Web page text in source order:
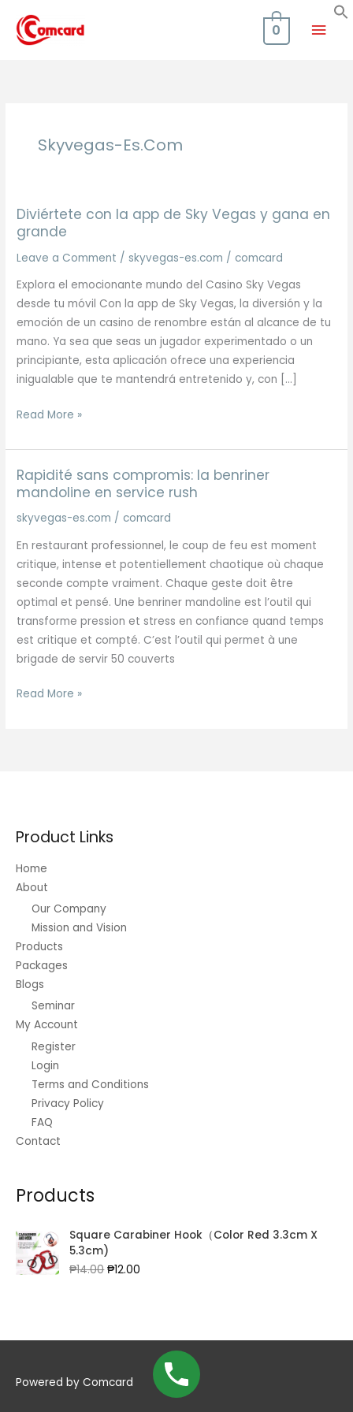
content
Main
0
Skyvegas-Es.com
Diviértete con la app de Sky Vegas y gana en
grande
Leave a Comment / skyvegas-es.com / comcard
Explora el emocionante mundo del Casino Sky Vegas
desde tu móvil Con la app de Sky Vegas, la diversión y la
emoción de un casino de renombre están al alcance de tu
mano. Ya sea que seas un jugador experimentado o un
principiante, esta aplicación ofrece una experiencia
inigualable que te mantendrá entretenido y, con […]
Diviértete
la
app
de
Vegas
y
gana
en
grande
Read More »
Rapidité sans compromis: la benriner
mandoline en service rush
skyvegas-es.com / comcard
En restaurant professionnel, le coup de feu est moment
critique, intense et potentiellement chaotique où chaque
seconde compte vraiment. Chaque geste doit être
optimal et pensé. Une benriner mandoline est l’outil qui
transforme pression et stress en confiance quand temps
est critique et compté. C’est l’outil qui permet à une
brigade de servir 50 couverts
Rapidité
rush
Read More »
Product Links
Home
About
Our Company
Mission and Vision
Products
Packages
Blogs
Seminar
My Account
Register
Login
Terms and Conditions
Privacy Policy
FAQ
Contact
Products
Square Carabiner Hook（Color Red 3.3cm X
5.3cm)
₱14.00Original
₱12.00
Powered by Comcard